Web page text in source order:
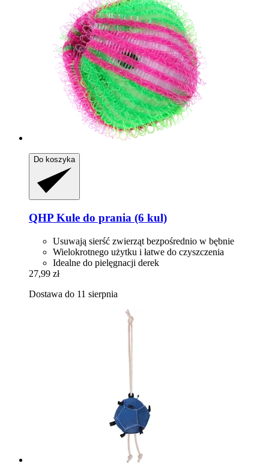
Do koszyka
QHP Kule do prania (6 kul)
Usuwają sierść zwierząt bezpośrednio w bębnie
Wielokrotnego użytku i łatwe do czyszczenia
Idealne do pielęgnacji derek
27,99 zł
Dostawa do 11 sierpnia